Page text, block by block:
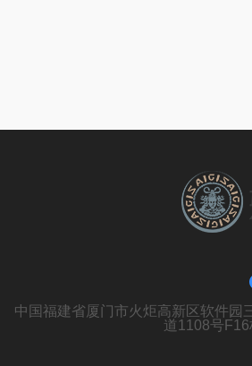
中国福建省厦门市火炬高新区软件园
道1108号